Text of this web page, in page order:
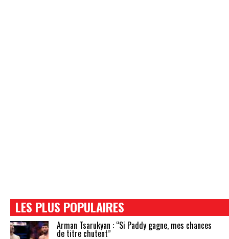
LES PLUS POPULAIRES
Arman Tsarukyan : “Si Paddy gagne, mes chances
de titre chutent”